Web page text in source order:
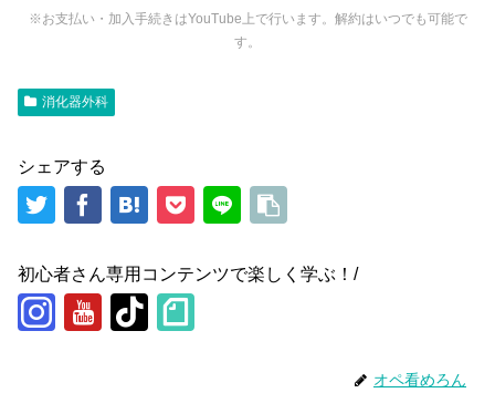
※お支払い・加入手続きはYouTube上で行います。解約はいつでも可能で
す。
消化器外科
シェアする
初心者さん専用コンテンツで楽しく学ぶ！/
オペ看めろん